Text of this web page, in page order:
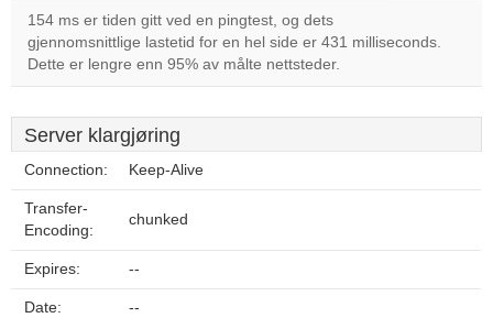
154 ms er tiden gitt ved en pingtest, og dets
gjennomsnittlige lastetid for en hel side er 431 milliseconds.
Dette er lengre enn 95% av målte nettsteder.
Server klargjøring
Connection: Keep-Alive
Transfer-
Encoding:
chunked
Expires: --
Date: --